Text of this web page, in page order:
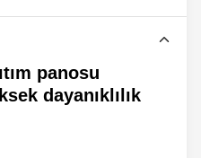
panosu
dayanıklılık